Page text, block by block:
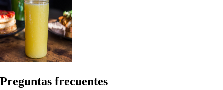
Preguntas frecuentes